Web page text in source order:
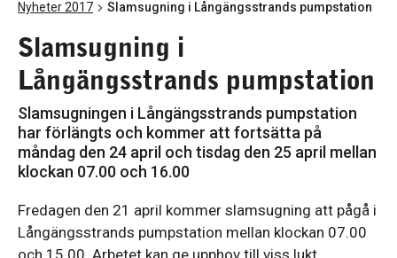
Nyheter 2017
Slamsugning i Långängsstrands pumpstation
Slamsugning i
Långängsstrands pumpstation
Slamsugningen i Långängsstrands pumpstation
har förlängts och kommer att fortsätta på
måndag den 24 april och tisdag den 25 april mellan
klockan 07.00 och 16.00
Fredagen den 21 april kommer slamsugning att pågå i
Långängsstrands pumpstation mellan klockan 07.00
och 15.00. Arbetet kan ge upphov till viss lukt.